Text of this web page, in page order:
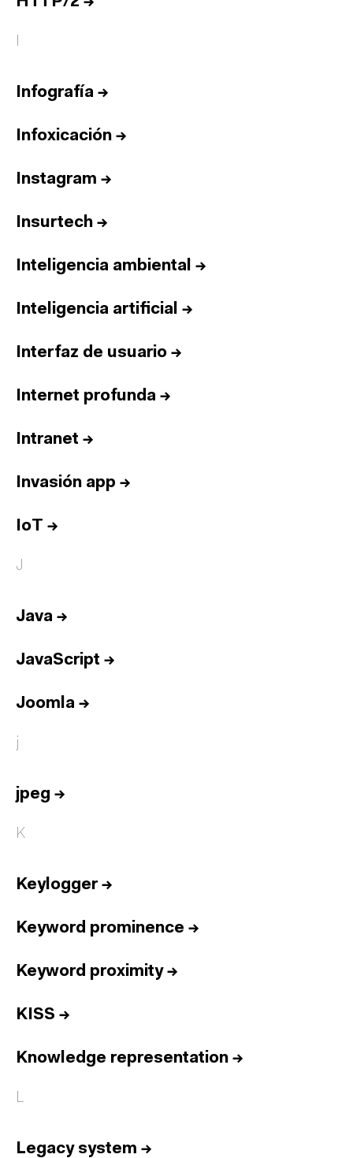
I
Infografía →
Infoxicación →
Instagram →
Insurtech →
Inteligencia ambiental →
Inteligencia artificial →
Interfaz de usuario →
Internet profunda →
Intranet →
Invasión app →
IoT →
J
Java →
JavaScript →
Joomla →
j
jpeg →
K
Keylogger→
Keyword prominence →
Keyword proximity→
KISS →
Knowledge representation →
L
Legacy system →